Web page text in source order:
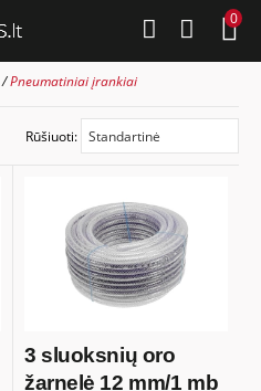
0
Pneumatiniai įrankiai
Rūšiuoti:
3 sluoksnių oro
žarnelė 12 mm/1 mb